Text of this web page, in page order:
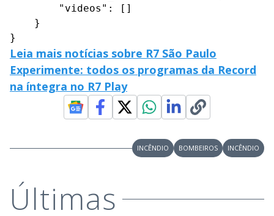
        "videos": []
    }
}
Leia mais notícias sobre R7 São Paulo
Experimente: todos os programas da Record
na íntegra no R7 Play
INCÊNDIO BOMBEIROS INCÊNDIO
Últimas